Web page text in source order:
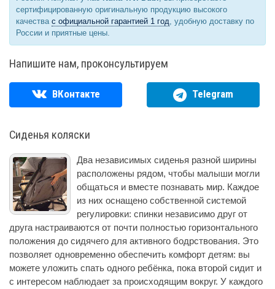
сертифицированную оригинальную продукцию высокого
качества с официальной гарантией 1 год, удобную доставку по
России и приятные цены.
Напишите нам, проконсультируем
ВКонтакте Telegram
Сиденья коляски
Два независимых сиденья разной ширины
расположены рядом, чтобы малыши могли
общаться и вместе познавать мир. Каждое
из них оснащено собственной системой
регулировки: спинки независимо друг от
друга настраиваются от почти полностью горизонтального
положения до сидячего для активного бодрствования. Это
позволяет одновременно обеспечить комфорт детям: вы
можете уложить спать одного ребёнка, пока второй сидит и
с интересом наблюдает за происходящим вокруг. У каждого